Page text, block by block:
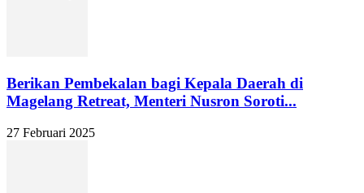
Berikan Pembekalan bagi Kepala Daerah di
Magelang Retreat, Menteri Nusron Soroti...
27 Februari 2025